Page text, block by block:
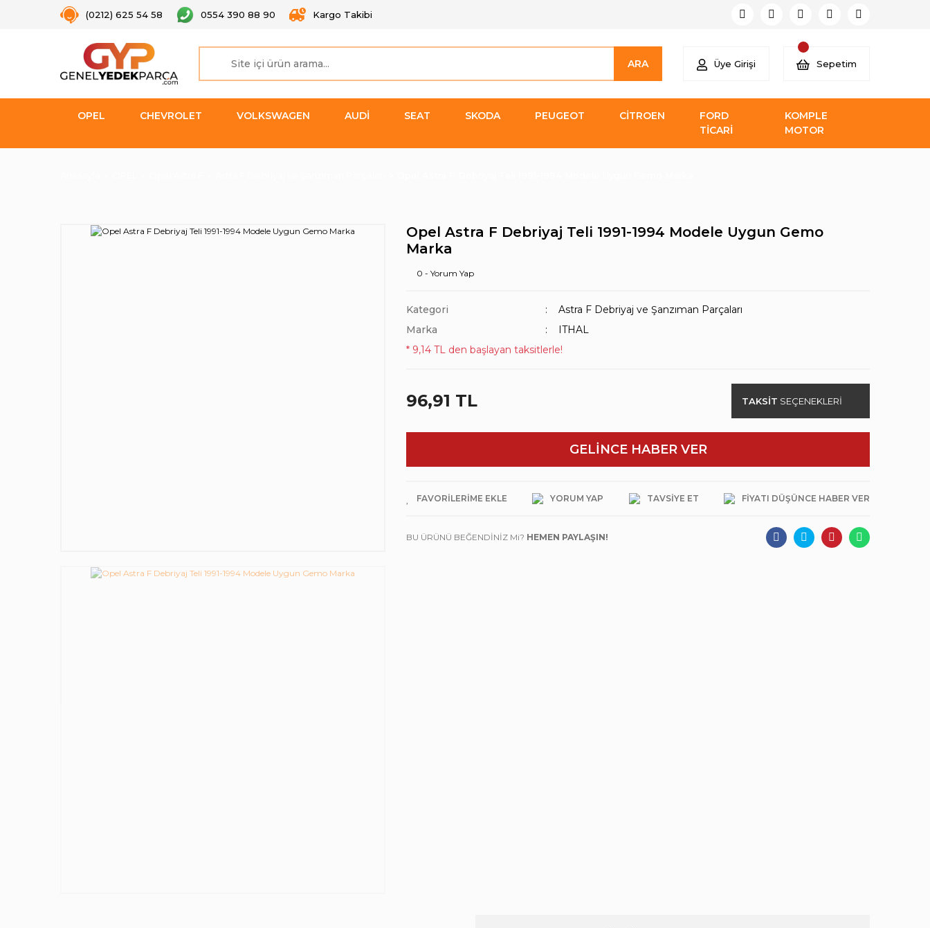
(0212) 625 54 58 0554 390 88 90 Kargo Takibi
ARA Üye Girişi Sepetim
OPEL CHEVROLET VOLKSWAGEN AUDİ SEAT SKODA PEUGEOT CİTROEN
FORD
TİCARİ
KOMPLE
MOTOR
Opel Astra F Debriyaj Teli 1991-1994 Modele Uygun Gemo
Marka
0 - Yorum Yap
Kategori
Astra F Debriyaj ve Şanzıman Parçaları
Marka
ITHAL
* 9,14 TL den başlayan taksitlerle!
96,91 TL TAKSİT SEÇENEKLERİ
GELİNCE HABER VER
YORUM YAP TAVSIYE ET FIYATI DÜŞÜNCE HABER VER
BU ÜRÜNÜ BEĞENDİNİZ Mi? HEMEN PAYLAŞIN!